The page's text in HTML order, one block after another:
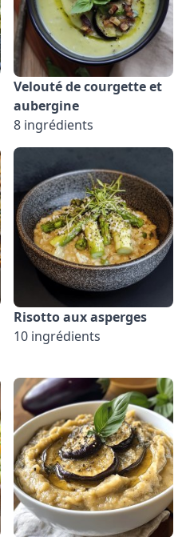
Velouté de courgette et
aubergine
8 ingrédients
Risotto aux asperges
10 ingrédients